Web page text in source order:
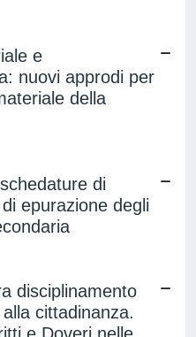
e
nuovi approdi per
della
di
epurazione degli
disciplinamento
cittadinanza.